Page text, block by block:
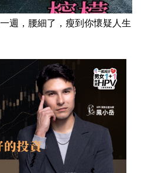
週，腰細了，瘦到你懷疑人生